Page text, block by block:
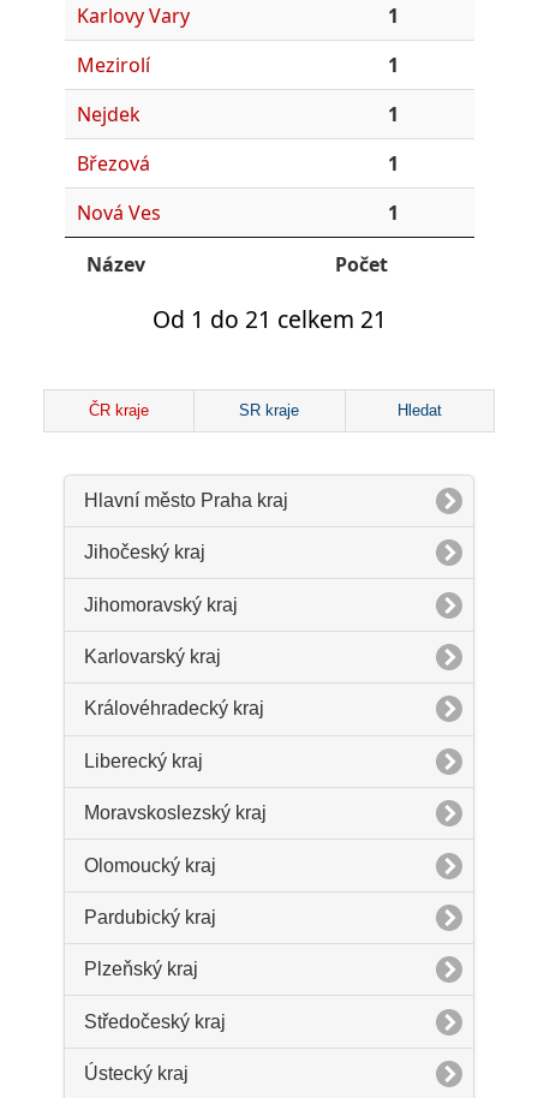
Karlovy Vary
1
Mezirolí
1
Nejdek
1
Březová
1
Nová Ves
1
Název
Počet
Od 1 do 21 celkem 21
ČR kraje SR kraje Hledat
Hlavní město Praha kraj
Jihočeský kraj
Jihomoravský kraj
Karlovarský kraj
Královéhradecký kraj
Liberecký kraj
Moravskoslezský kraj
Olomoucký kraj
Pardubický kraj
Plzeňský kraj
Středočeský kraj
Ústecký kraj